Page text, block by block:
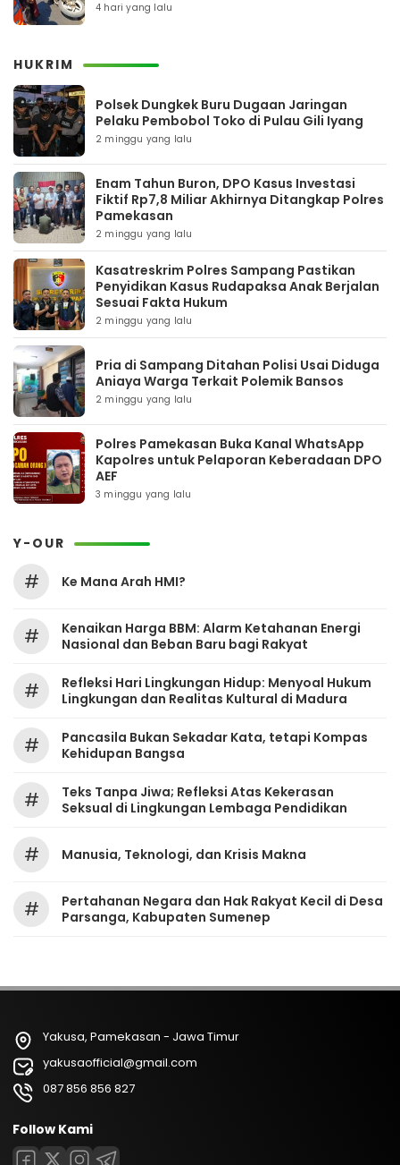
4 hari yang lalu
HUKRIM
Polsek Dungkek Buru Dugaan Jaringan
Pelaku Pembobol Toko di Pulau Gili Iyang
2 minggu yang lalu
Enam Tahun Buron, DPO Kasus Investasi
Fiktif Rp7,8 Miliar Akhirnya Ditangkap Polres
Pamekasan
2 minggu yang lalu
Kasatreskrim Polres Sampang Pastikan
Penyidikan Kasus Rudapaksa Anak Berjalan
Sesuai Fakta Hukum
2 minggu yang lalu
Pria di Sampang Ditahan Polisi Usai Diduga
Aniaya Warga Terkait Polemik Bansos
2 minggu yang lalu
Polres Pamekasan Buka Kanal WhatsApp
Kapolres untuk Pelaporan Keberadaan DPO
AEF
3 minggu yang lalu
Y-OUR
# Ke Mana Arah HMI?
#
Kenaikan Harga BBM: Alarm Ketahanan Energi
Nasional dan Beban Baru bagi Rakyat
#
Refleksi Hari Lingkungan Hidup: Menyoal Hukum
Lingkungan dan Realitas Kultural di Madura
#
Pancasila Bukan Sekadar Kata, tetapi Kompas
Kehidupan Bangsa
#
Teks Tanpa Jiwa; Refleksi Atas Kekerasan
Seksual di Lingkungan Lembaga Pendidikan
# Manusia, Teknologi, dan Krisis Makna
#
Pertahanan Negara dan Hak Rakyat Kecil di Desa
Parsanga, Kabupaten Sumenep
Yakusa, Pamekasan - Jawa Timur
yakusaofficial@gmail.com
087 856 856 827
Follow Kami